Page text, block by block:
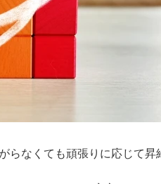
らなくても頑張りに応じて昇